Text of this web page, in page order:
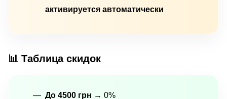
активируется автоматически
📊 Таблица скидок
До 4500 грн → 0%